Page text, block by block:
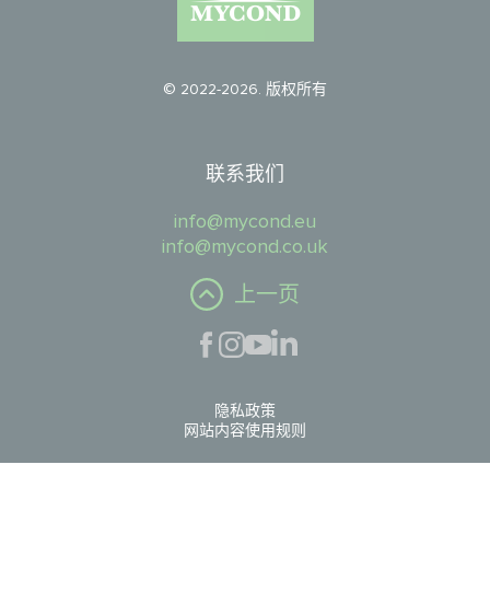
© 2022-2026. 版权所有
联系我们
info@mycond.eu
info@mycond.co.uk
上一页
隐私政策
网站内容使用规则